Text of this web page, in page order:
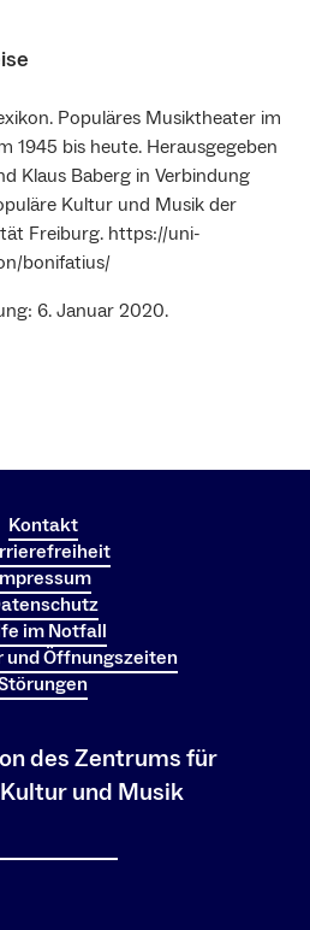
Populäres Musiktheater im
1945 bis heute. Herausgegeben
Klaus Baberg in Verbindung
Kultur und Musik der
Freiburg. https://uni-
bonifatius/
6. Januar 2020.
Kontakt
im Notfall
und Öffnungszeiten
des Zentrums für
und Musik